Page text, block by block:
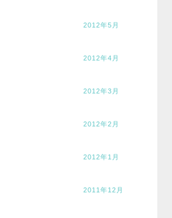
2012年5月
2012年4月
2012年3月
2012年2月
2012年1月
2011年12月